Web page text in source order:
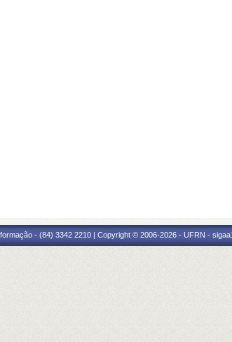
- (84) 3342 2210 | Copyright © 2006-2026 - UFRN -